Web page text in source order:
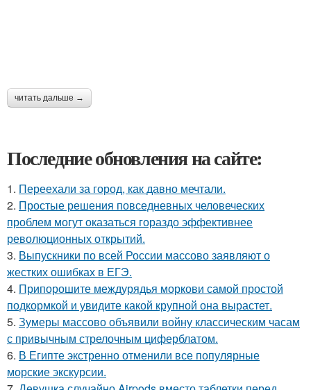
читать дальше →
Последние обновления на сайте:
1. Переехали за город, как давно мечтали.
2. Простые решения повседневных человеческих
проблем могут оказаться гораздо эффективнее
революционных открытий.
3. Выпускники по всей России массово заявляют о
жестких ошибках в ЕГЭ.
4. Припорошите междурядья моркови самой простой
подкормкой и увидите какой крупной она вырастет.
5. Зумеры массово объявили войну классическим часам
с привычным стрелочным циферблатом.
6. В Египте экстренно отменили все популярные
морские экскурсии.